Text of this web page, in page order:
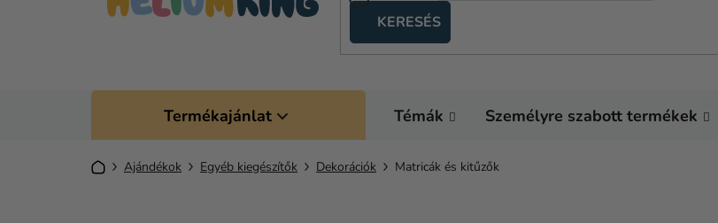
KERESÉS
Termékajánlat Témák Személyre szabott termékek
KezdőlapAjándékok Egyéb kiegészítők Dekorációk Matricák és kitűzők